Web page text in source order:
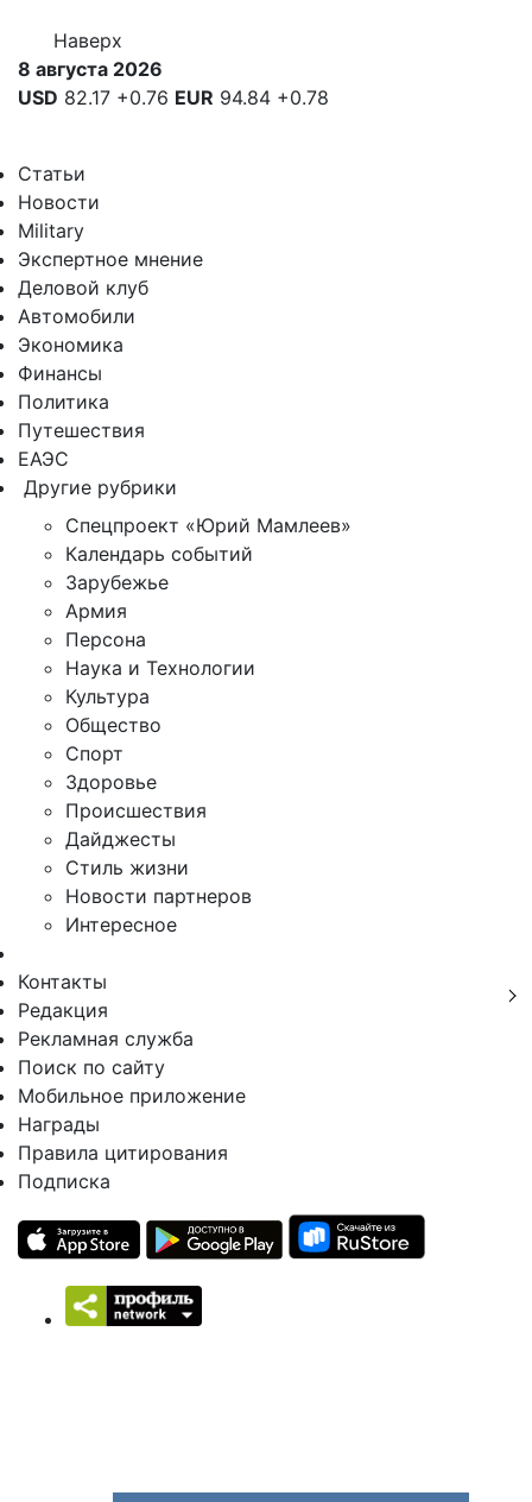
Наверх
8 августа 2026
USD 82.17 +0.76 EUR 94.84 +0.78
Статьи
Новости
Military
Экспертное мнение
Деловой клуб
Автомобили
Экономика
Финансы
Политика
Путешествия
ЕАЭС
Другие рубрики
Спецпроект «Юрий Мамлеев»
Календарь событий
Зарубежье
Армия
Персона
Наука и Технологии
Культура
Общество
Спорт
Здоровье
Происшествия
Дайджесты
Стиль жизни
Новости партнеров
Интересное
Контакты
Редакция
Рекламная служба
Поиск по сайту
Мобильное приложение
Награды
Правила цитирования
Подписка